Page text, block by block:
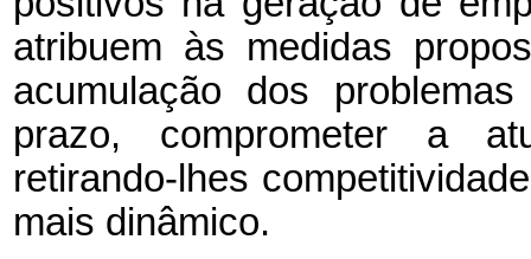
atribuem às medidas
acumulação dos
prazo, comprometer a
retirando-lhes
mais dinâmico.